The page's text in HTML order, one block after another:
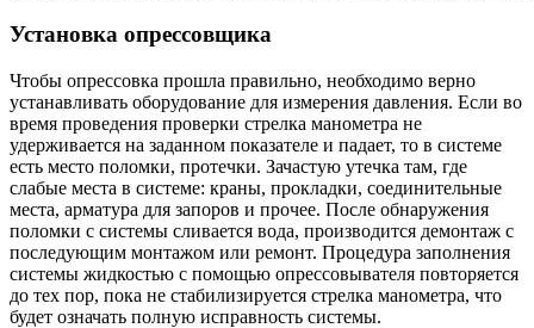
Установка опрессовщика
Чтобы опрессовка прошла правильно, необходимо верно
устанавливать оборудование для измерения давления. Если во
время проведения проверки стрелка манометра не
удерживается на заданном показателе и падает, то в системе
есть место поломки, протечки. Зачастую утечка там, где
слабые места в системе: краны, прокладки, соединительные
места, арматура для запоров и прочее. После обнаружения
поломки с системы сливается вода, производится демонтаж с
последующим монтажом или ремонт. Процедура заполнения
системы жидкостью с помощью опрессовывателя повторяется
до тех пор, пока не стабилизируется стрелка манометра, что
будет означать полную исправность системы.